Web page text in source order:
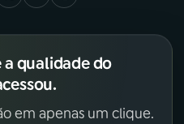
a qualidade do
em apenas um clique.